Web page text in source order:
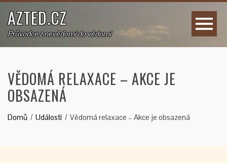
AZTED.CZ
Průvodce z nevědomí do vědomí
VĚDOMÁ RELAXACE – AKCE JE
OBSAZENÁ
Domů Události Vědomá relaxace – Akce je obsazená